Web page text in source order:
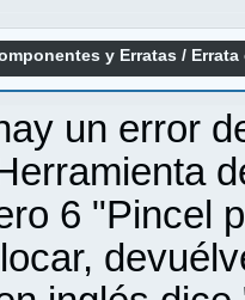
y Erratas /
un error
6 "Pincel